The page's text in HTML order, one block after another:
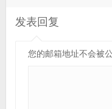
发表回复
您的邮箱地址不会被公